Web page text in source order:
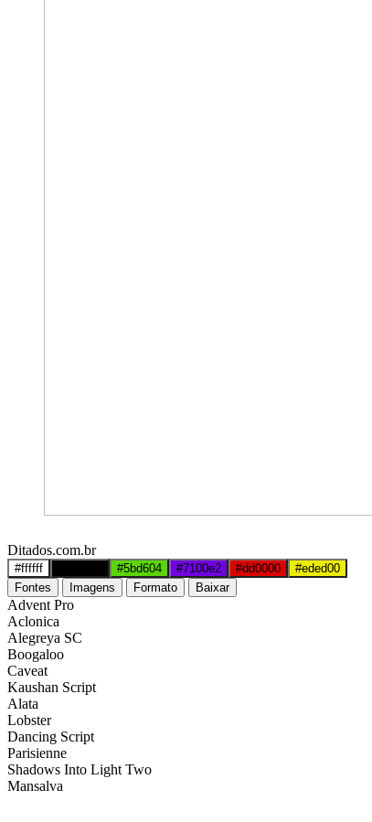
Ditados.com.br
#ffffff #5bd604 #7100e2 #dd0000
#eded00
Fontes
Imagens Formato Baixar
Advent Pro
Aclonica
Alegreya SC
Boogaloo
Caveat
Kaushan Script
Alata
Lobster
Dancing Script
Parisienne
Shadows Into Light Two
Mansalva